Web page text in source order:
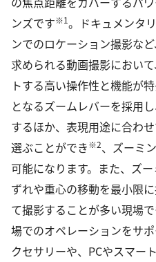
ンズです※1。ドキュメンタ
ンでのロケーション撮影な
求められる動画撮影におい
トする高い操作性と機能が
となるズームレバーを採用
するほか、表現用途に合わ
選ぶことができ※2、ズーミ
可能になります。また、ズ
ずれや重心の移動を最小限
て撮影することが多い現場
場でのオペレーションをサ
クセサリーや、PCやスマー